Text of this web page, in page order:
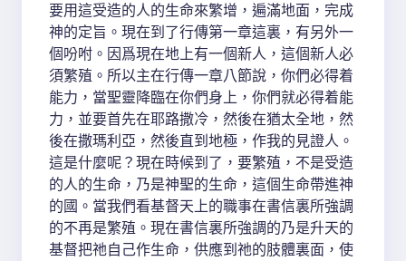
要用這受造的人的生命來繁增，遍滿地面，完成
神的定旨。現在到了行傳第一章這裏，有另外一
個吩咐。因爲現在地上有一個新人，這個新人必
須繁殖。所以主在行傳一章八節說，你們必得着
能力，當聖靈降臨在你們身上，你們就必得着能
力，並要首先在耶路撒冷，然後在猶太全地，然
後在撒瑪利亞，然後直到地極，作我的見證人。
這是什麼呢？現在時候到了，要繁殖，不是受造
的人的生命，乃是神聖的生命，這個生命帶進神
的國。當我們看基督天上的職事在書信裏所強調
的不再是繁殖。現在書信裏所強調的乃是升天的
基督把祂自己作生命，供應到祂的肢體裏面，使